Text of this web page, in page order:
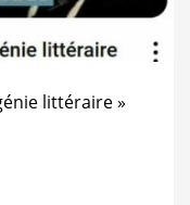
littéraire »